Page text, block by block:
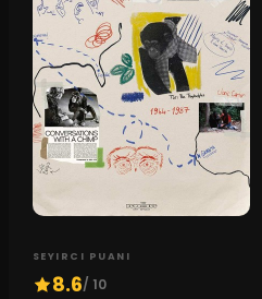
SEYIRCI PUANI
8.6/ 10